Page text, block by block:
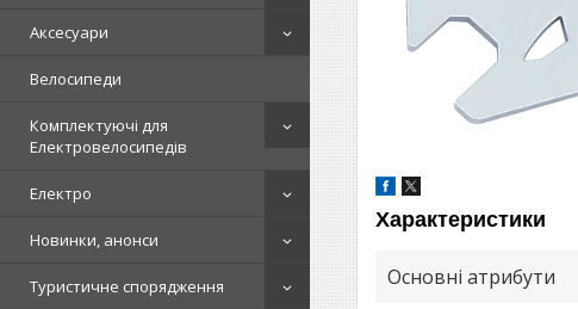
Аксесуари
Велосипеди
Комплектуючі для
Електровелосипедів
Електро
Новинки, анонси
Туристичне спорядження
Характеристики
Основні атрибути